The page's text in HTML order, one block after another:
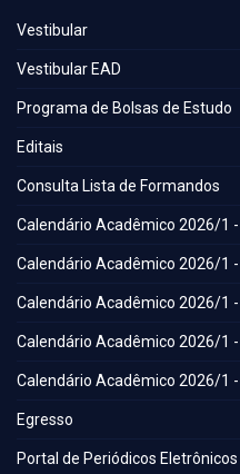
Vestibular
Vestibular EAD
Programa de Bolsas de Estudo
Editais
Consulta Lista de Formandos
Calendário Acadêmico 2026/1
Calendário Acadêmico 2026/1
Calendário Acadêmico 2026/1
Calendário Acadêmico 2026/1
Calendário Acadêmico 2026/1
Egresso
Portal de Periódicos Eletrônicos